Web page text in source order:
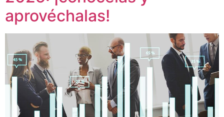
aprovéchalas!